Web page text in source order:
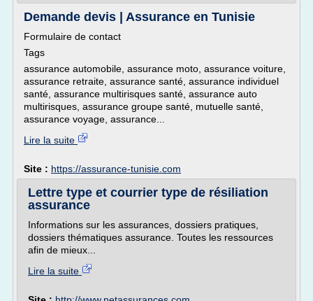
Demande devis | Assurance en Tunisie
Formulaire de contact
Tags
assurance automobile, assurance moto, assurance voiture,
assurance retraite, assurance santé, assurance individuel
santé, assurance multirisques santé, assurance auto
multirisques, assurance groupe santé, mutuelle santé,
assurance voyage, assurance...
Lire la suite
Site : https://assurance-tunisie.com
Lettre type et courrier type de résiliation
assurance
Informations sur les assurances, dossiers pratiques,
dossiers thématiques assurance. Toutes les ressources
afin de mieux...
Lire la suite